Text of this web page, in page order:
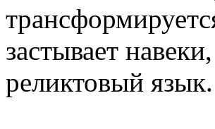
застывает
реликтовый язык.